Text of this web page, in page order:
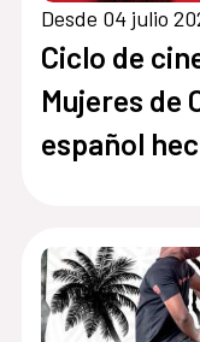
Desde 04 julio
Ciclo de
Mujeres de
español